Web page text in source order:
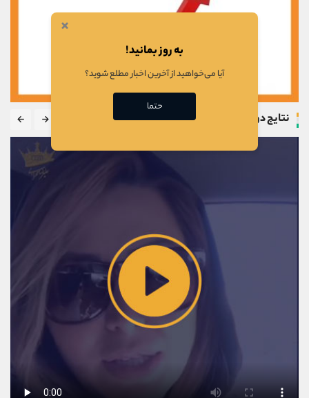
نتایج دوره
×
به روز بمانید!
آیا می‌خواهید از آخرین اخبار مطلع شوید؟
حتما